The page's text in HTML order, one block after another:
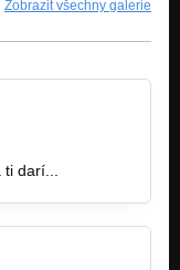
Zobrazit všechny galerie
ti darí...